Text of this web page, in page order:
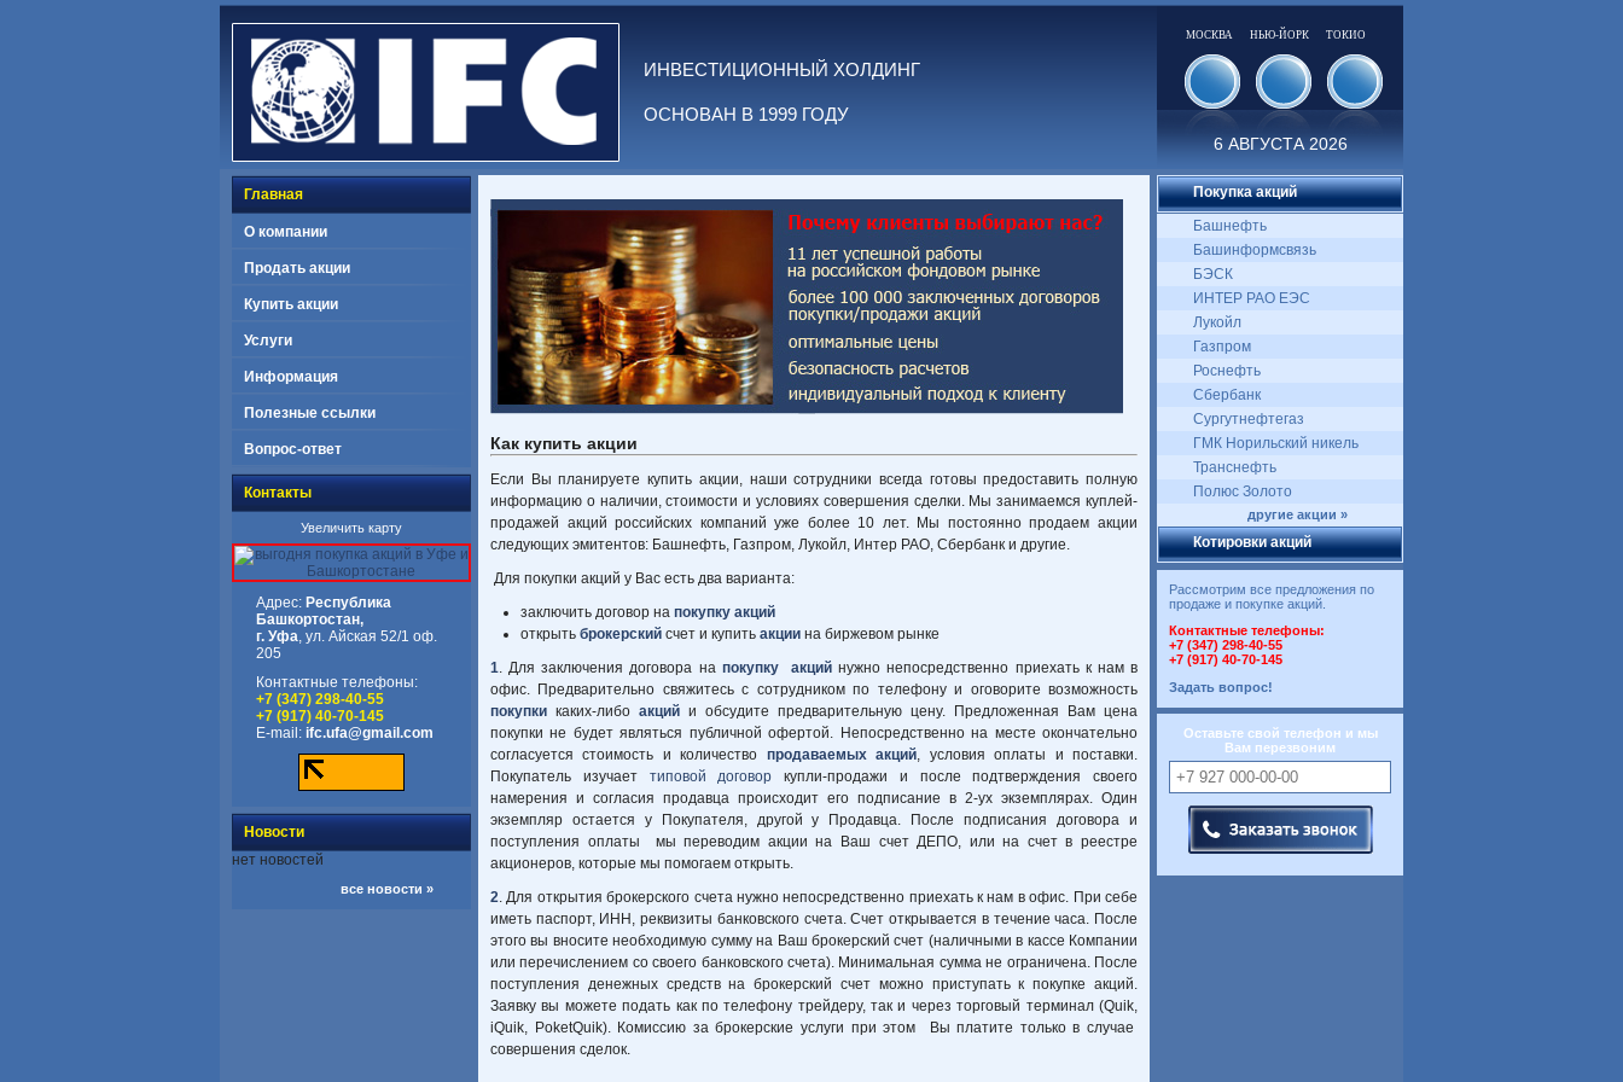
ИНВЕСТИЦИОННЫЙ ХОЛДИНГ
ОСНОВАН В 1999 ГОДУ
МОСКВА НЬЮ-ЙОРК ТОКИО
6 АВГУСТА 2026
Главная
О компании
Продать акции
Купить акции
Услуги
Информация
Полезные ссылки
Вопрос-ответ
Контакты
Увеличить карту
Адрес: Республика
Башкортостан,
г. Уфа, ул. Айская 52/1 оф.
205
Контактные телефоны:
+7 (347) 298-40-55
+7 (917) 40-70-145
E-mail: ifc.ufa@gmail.com
Новости
нет новостей
все новости »
Покупка акций
Башнефть
Башинформсвязь
БЭСК
ИНТЕР РАО ЕЭС
Лукойл
Газпром
Роснефть
Сбербанк
Сургутнефтегаз
ГМК Норильский никель
Транснефть
Полюс Золото
другие акции »
Котировки акций
Рассмотрим все предложения по
продаже и покупке акций.
Контактные телефоны:
+7 (347) 298-40-55
+7 (917) 40-70-145
Задать вопрос!
Оставьте свой телефон и мы
Вам перезвоним
Как купить акции
Если Вы планируете купить акции, наши сотрудники всегда готовы предоставить полную
информацию о наличии, стоимости и условиях совершения сделки. Мы занимаемся куплей-
продажей акций российских компаний уже более 10 лет. Мы постоянно продаем акции
следующих эмитентов: Башнефть, Газпром, Лукойл, Интер РАО, Сбербанк и другие.
Для покупки акций у Вас есть два варианта:
заключить договор на покупку акций
открыть брокерский счет и купить акции на биржевом рынке
1. Для заключения договора на покупку акций нужно непосредственно приехать к нам в
офис. Предварительно свяжитесь с сотрудником по телефону и оговорите возможность
покупки каких-либо акций и обсудите предварительную цену. Предложенная Вам цена
покупки не будет являться публичной офертой. Непосредственно на месте окончательно
согласуется стоимость и количество продаваемых акций, условия оплаты и поставки.
Покупатель изучает типовой договор купли-продажи и после подтверждения своего
намерения и согласия продавца происходит его подписание в 2-ух экземплярах. Один
экземпляр остается у Покупателя, другой у Продавца. После подписания договора и
поступления оплаты мы переводим акции на Ваш счет ДЕПО, или на счет в реестре
акционеров, которые мы помогаем открыть.
2. Для открытия брокерского счета нужно непосредственно приехать к нам в офис. При себе
иметь паспорт, ИНН, реквизиты банковского счета. Счет открывается в течение часа. После
этого вы вносите необходимую сумму на Ваш брокерский счет (наличными в кассе Компании
или перечислением со своего банковского счета). Минимальная сумма не ограничена. После
поступления денежных средств на брокерский счет можно приступать к покупке акций.
Заявку вы можете подать как по телефону трейдеру, так и через торговый терминал (Quik,
iQuik, PoketQuik). Комиссию за брокерские услуги при этом Вы платите только в случае
совершения сделок.